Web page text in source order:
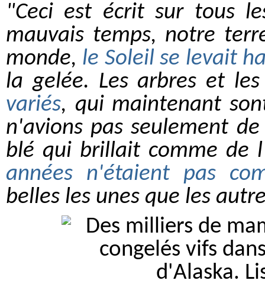
"Ceci est écrit sur tous
mauvais temps, notre
monde, le Soleil se levait
la gelée. Les arbres et
variés, qui maintenant
n'avions pas seulement
blé qui brillait comme de
années n'étaient pas
belles les unes que les